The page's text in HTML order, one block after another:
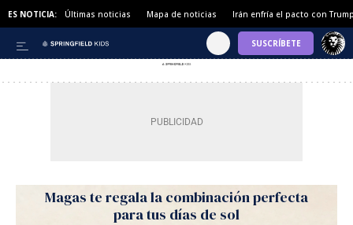
ES NOTICIA: Últimas noticias Mapa de noticias Irán enfría el pacto con
Magas te regala la combinación perfecta
para tus días de sol